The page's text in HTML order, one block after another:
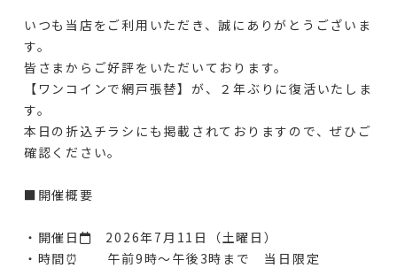
いつも当店をご利用いただき、誠にありがとうございま
す。
皆さまからご好評をいただいております。
【ワンコインで網戸張替】が、２年ぶりに復活いたしま
す。
本日の折込チラシにも掲載されておりますので、ぜひご
確認ください。
■開催概要
・開催日📅 2026年7月11日（土曜日）
・時間⏰ 午前9時～午後3時まで 当日限定